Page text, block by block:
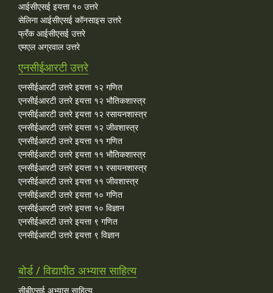
आईसीएसई इयत्ता १० उत्तरे
सेलिना आईसीएसई कॉनसाइस उत्तरे
फ्रँक आईसीएसई उत्तरे
एमएल अग्रवाल उत्तरे
एनसीईआरटी उत्तरे
एनसीईआरटी उत्तरे इयत्ता १२ गणित
एनसीईआरटी उत्तरे इयत्ता १२ भौतिकशास्त्र
एनसीईआरटी उत्तरे इयत्ता १२ रसायनशास्त्र
एनसीईआरटी उत्तरे इयत्ता १२ जीवशास्त्र
एनसीईआरटी उत्तरे इयत्ता ११ गणित
एनसीईआरटी उत्तरे इयत्ता ११ भौतिकशास्त्र
एनसीईआरटी उत्तरे इयत्ता ११ रसायनशास्त्र
एनसीईआरटी उत्तरे इयत्ता ११ जीवशास्त्र
एनसीईआरटी उत्तरे इयत्ता १० गणित
एनसीईआरटी उत्तरे इयत्ता १० विज्ञान
एनसीईआरटी उत्तरे इयत्ता ९ गणित
एनसीईआरटी उत्तरे इयत्ता ९ विज्ञान
बोर्ड / विद्यापीठ अभ्यास साहित्य
सीबीएसई अभ्यास साहित्य